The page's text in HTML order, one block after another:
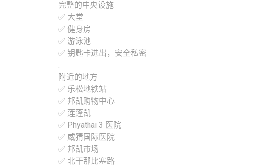
完整的中央设施
✅ 大堂
✅ 健身房
✅ 游泳池
✅ 钥匙卡进出，安全私密
.
附近的地方
✅ 乐松地铁站
✅ 邦凯购物中心
✅ 莲蓬凯
✅ Phyathai 3 医院
✅ 威猜国际医院
✅ 邦凯市场
✅ 北干那比塞路